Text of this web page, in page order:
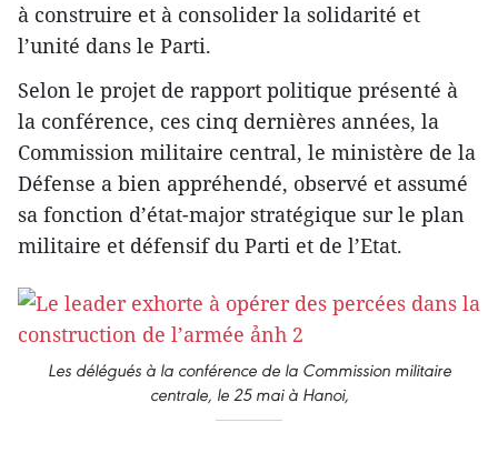
à construire et à consolider la solidarité et
l’unité dans le Parti.
Selon le projet de rapport politique présenté à
la conférence, ces cinq dernières années, la
Commission militaire central, le ministère de la
Défense a bien appréhendé, observé et assumé
sa fonction d’état-major stratégique sur le plan
militaire et défensif du Parti et de l’Etat.
Les délégués à la conférence de la Commission militaire
centrale, le 25 mai à Hanoi,